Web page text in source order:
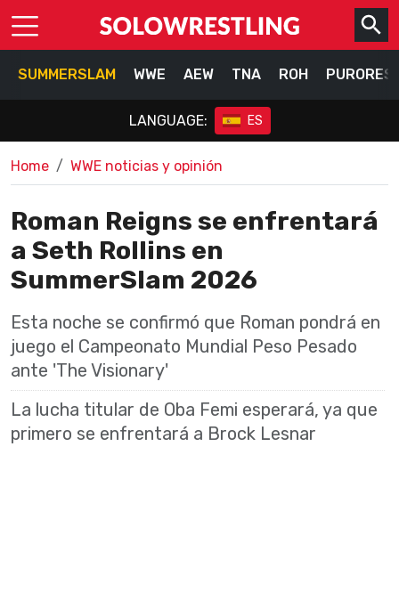
SUMMERSLAM WWE AEW TNA ROH
LANGUAGE: ES
Home WWE noticias y opinión
Roman Reigns se enfrentará
a Seth Rollins en
SummerSlam 2026
Esta noche se confirmó que Roman pondrá en
juego el Campeonato Mundial Peso Pesado
ante 'The Visionary'
La lucha titular de Oba Femi esperará, ya que
primero se enfrentará a Brock Lesnar